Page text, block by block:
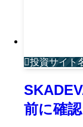
投資サイト
前に確